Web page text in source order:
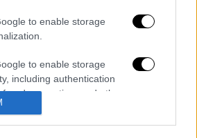
to enable storage
to enable storage
including authentication
prevention, and other
ιστορία στην Ελλάδα – Πώς μια
ταξίδεψε στη θάλασσα 80 μίλια για
ζωντανό έναν 30χρονο!
το κύμα ζέστης: Πού θα
40αρια το θερμόμετρο - Οι περιοχές